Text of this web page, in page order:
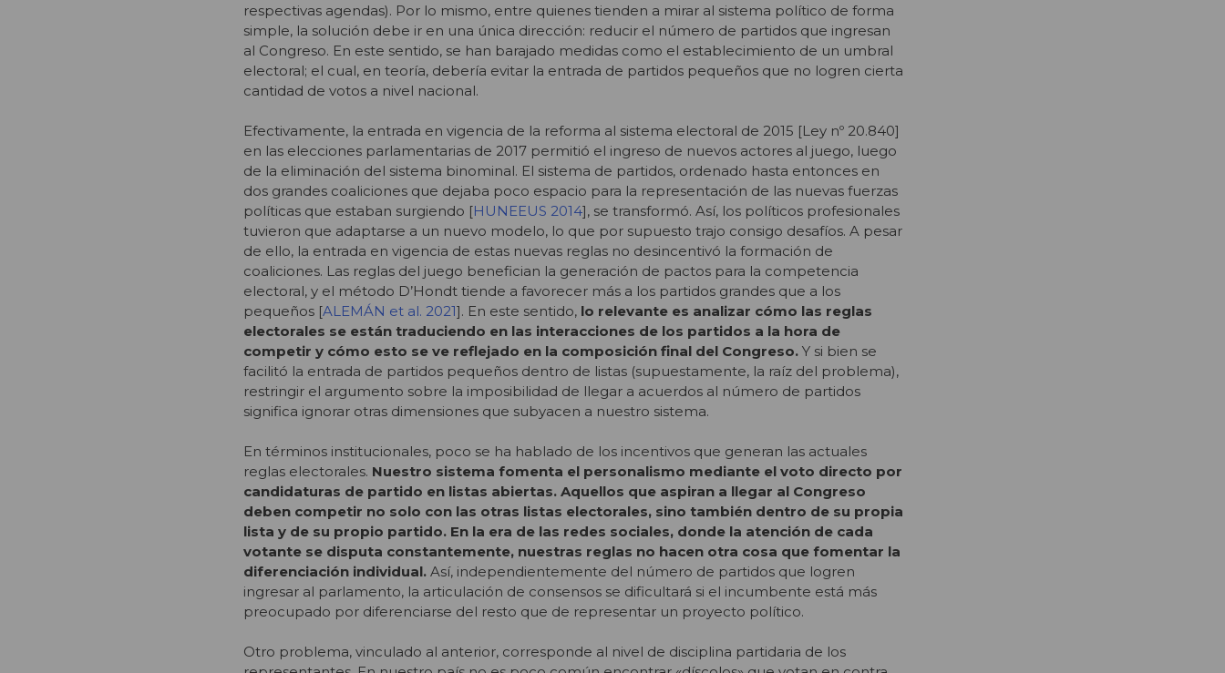
respectivas agendas). Por lo mismo, entre quienes tienden a mirar al sistema político de forma
simple, la solución debe ir en una única dirección: reducir el número de partidos que ingresan
al Congreso. En este sentido, se han barajado medidas como el establecimiento de un umbral
electoral; el cual, en teoría, debería evitar la entrada de partidos pequeños que no logren cierta
cantidad de votos a nivel nacional.
Efectivamente, la entrada en vigencia de la reforma al sistema electoral de 2015 [Ley nº 20.840]
en las elecciones parlamentarias de 2017 permitió el ingreso de nuevos actores al juego, luego
de la eliminación del sistema binominal. El sistema de partidos, ordenado hasta entonces en
dos grandes coaliciones que dejaba poco espacio para la representación de las nuevas fuerzas
políticas que estaban surgiendo [HUNEEUS 2014], se transformó. Así, los políticos profesionales
tuvieron que adaptarse a un nuevo modelo, lo que por supuesto trajo consigo desafíos. A pesar
de ello, la entrada en vigencia de estas nuevas reglas no desincentivó la formación de
coaliciones. Las reglas del juego benefician la generación de pactos para la competencia
electoral, y el método D’Hondt tiende a favorecer más a los partidos grandes que a los
pequeños [ALEMÁN et al. 2021]. En este sentido, lo relevante es analizar cómo las reglas
electorales se están traduciendo en las interacciones de los partidos a la hora de
competir y cómo esto se ve reflejado en la composición final del Congreso. Y si bien se
facilitó la entrada de partidos pequeños dentro de listas (supuestamente, la raíz del problema),
restringir el argumento sobre la imposibilidad de llegar a acuerdos al número de partidos
significa ignorar otras dimensiones que subyacen a nuestro sistema.
En términos institucionales, poco se ha hablado de los incentivos que generan las actuales
reglas electorales. Nuestro sistema fomenta el personalismo mediante el voto directo por
candidaturas de partido en listas abiertas. Aquellos que aspiran a llegar al Congreso
deben competir no solo con las otras listas electorales, sino también dentro de su propia
lista y de su propio partido. En la era de las redes sociales, donde la atención de cada
votante se disputa constantemente, nuestras reglas no hacen otra cosa que fomentar la
diferenciación individual. Así, independientemente del número de partidos que logren
ingresar al parlamento, la articulación de consensos se dificultará si el incumbente está más
preocupado por diferenciarse del resto que de representar un proyecto político.
Otro problema, vinculado al anterior, corresponde al nivel de disciplina partidaria de los